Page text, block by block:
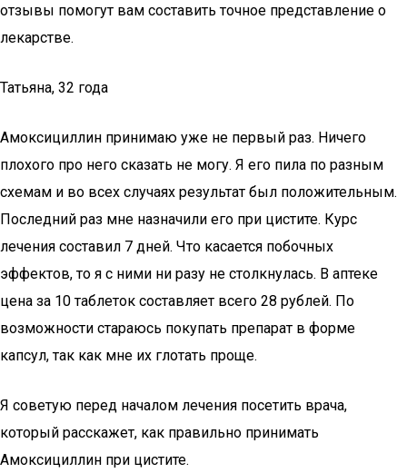
отзывы помогут вам составить точное представление о
лекарстве.
Татьяна, 32 года
Амоксициллин принимаю уже не первый раз. Ничего
плохого про него сказать не могу. Я его пила по разным
схемам и во всех случаях результат был положительным.
Последний раз мне назначили его при цистите. Курс
лечения составил 7 дней. Что касается побочных
эффектов, то я с ними ни разу не столкнулась. В аптеке
цена за 10 таблеток составляет всего 28 рублей. По
возможности стараюсь покупать препарат в форме
капсул, так как мне их глотать проще.
Я советую перед началом лечения посетить врача,
который расскажет, как правильно принимать
Амоксициллин при цистите.